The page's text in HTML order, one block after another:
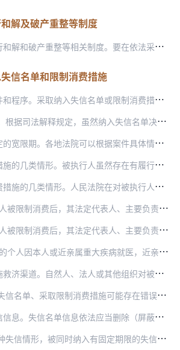
解及破产重整等制度
依法采取执行措施的同时，妥善把握执行时机、讲究执行策略、注意执行方法。对资金链暂时断裂，但仍有发展潜力、存在救治可能的…
信名单和限制消费措施
制消费措施，必须严格依照民事诉讼法、《最高人民法院关于公布失信被执行人名单信息的若干规定》（以下简称失信名单规定）、《最…
需
要特别指出的是，根据司法解释规定，虽然纳入失信名单决定书由院长签发后即生效，但应当依照民事诉讼法规定的送达方式送达当事人，坚决杜绝只签发、不送达等不符合法定程…
件具体情况，对于决定纳入失信名单或者采取限制消费措施的被执行人，可以给予其一至三个月的宽限期。在宽限期内，暂不发布其失信…
在有履行能力而拒不履行生效法律文书确定义务、无正当理由拒不履行和解协议的情形，但人民法院已经控制其足以清偿债务的财产或者…
院在对被执行人采取限制消费措施后，被执行人及其有关人员申请解除或暂时解除的，按照下列情形分别处理：
人、主要负责人、影响债务履行的直接责任人员、实际控制人以因私消费为由提出以个人财产从事消费行为，经审查属实的，应予准许。
、主要负责人确因经营管理需要发生变更，原法定代表人、主要负责人申请解除对其本人的限制消费措施的，应举证证明其并非单位的实际…
就医，近亲属丧葬，以及本人执行或配合执行公务，参加外事活动或重要考试等紧急情况亟需赴外地，向人民法院申请暂时解除乘坐飞机、…
织对被纳入失信名单申请纠正的，人民法院应当依照失信名单规定第十二条规定的程序和时限及时审查并作出处理决定。对被采取限制…
人
民法院发现纳入失信名单、采取限制消费措施可能存在错误的，应当及时进行自查并作出相应处理；上级法院发现下级法院纳入失信名单、采取限制消费措施存在错误的，应当责令…
除（屏蔽）的，应当及时采取删除（屏蔽）措施。超过三个工作日采取删除（屏蔽）措施，或者虽未超过三个工作日但能够立即采取措施…
被
执行人因存在多种失信情形，被同时纳入有固定期限的失信名单和无固定期限的失信名单的，其主动履行完毕生效法律文书确定义务后，一般应当将有固定期限的名单信息和无固定…